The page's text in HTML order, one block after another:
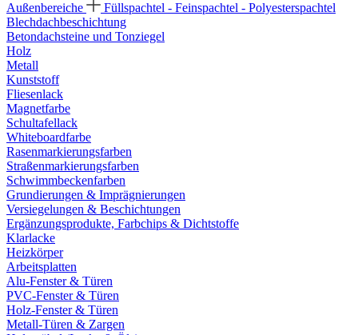
Außenbereiche
Füllspachtel - Feinspachtel - Polyesterspachtel
Blechdachbeschichtung
Betondachsteine und Tonziegel
Holz
Metall
Kunststoff
Fliesenlack
Magnetfarbe
Schultafellack
Whiteboardfarbe
Rasenmarkierungsfarben
Straßenmarkierungsfarben
Schwimmbeckenfarben
Grundierungen & Imprägnierungen
Versiegelungen & Beschichtungen
Ergänzungsprodukte, Farbchips & Dichtstoffe
Klarlacke
Heizkörper
Arbeitsplatten
Alu-Fenster & Türen
PVC-Fenster & Türen
Holz-Fenster & Türen
Metall-Türen & Zargen